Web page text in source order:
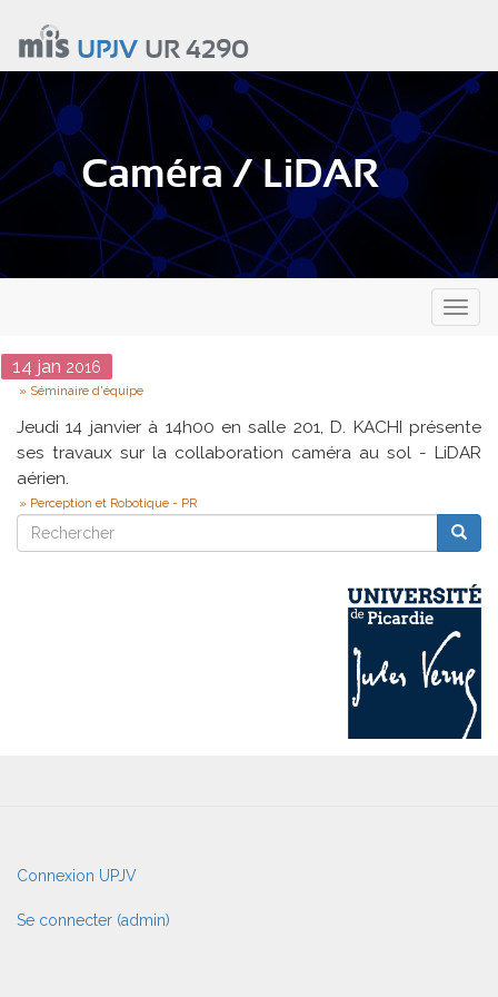
contenu
principal
UPJVUR 4290
Caméra / LiDAR
Date
14 jan 2016
Type
Séminaire d'équipe
Jeudi 14 janvier à 14h00 en salle 201, D. KACHI présente
ses travaux sur la collaboration caméra au sol - LiDAR
aérien.
Perception et Robotique - PR
Rechercher
Rechercher
User
account
menu
Connexion UPJV
Se connecter (admin)